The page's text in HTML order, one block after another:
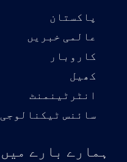
پاکستان
عالمی خبریں
کاروبار
کھیل
انٹرٹینمنٹ
سائنس ٹیکنالوجی
ہمارے بارے میں